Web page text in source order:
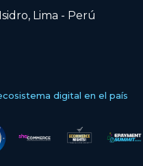
Lima - Perú
digital en el país